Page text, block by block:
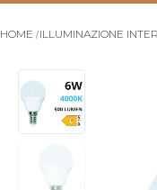
HOME ILLUMINAZIONE